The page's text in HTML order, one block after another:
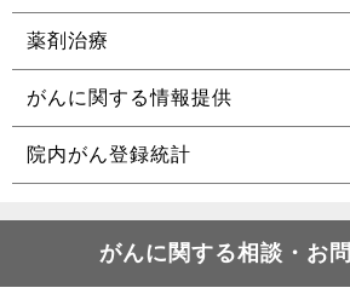
薬剤治療
がんに関する情報提供
院内がん登録統計
がんに関する相談・お